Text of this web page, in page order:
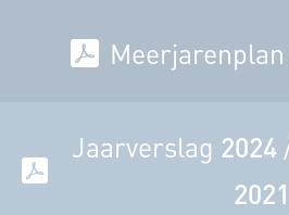
Meerjarenplan
Jaarverslag 2024
2021